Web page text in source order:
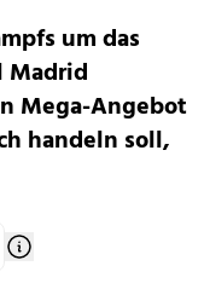
um das
Madrid
Mega-Angebot
handeln soll,